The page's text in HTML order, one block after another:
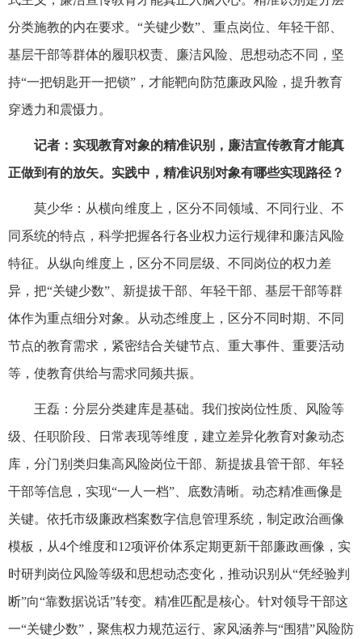
分类施教的内在要求。“关键少数”、重点岗位、年轻干部、
基层干部等群体的履职权责、廉洁风险、思想动态不同，坚
持“一把钥匙开一把锁”，才能靶向防范廉政风险，提升教育
穿透力和震慑力。
记者：实现教育对象的精准识别，廉洁宣传教育才能真
正做到有的放矢。实践中，精准识别对象有哪些实现路径？
莫少华：从横向维度上，区分不同领域、不同行业、不
同系统的特点，科学把握各行各业权力运行规律和廉洁风险
特征。从纵向维度上，区分不同层级、不同岗位的权力差
异，把“关键少数”、新提拔干部、年轻干部、基层干部等群
体作为重点细分对象。从动态维度上，区分不同时期、不同
节点的教育需求，紧密结合关键节点、重大事件、重要活动
等，使教育供给与需求同频共振。
王磊：分层分类建库是基础。我们按岗位性质、风险等
级、任职阶段、日常表现等维度，建立差异化教育对象动态
库，分门别类归集高风险岗位干部、新提拔县管干部、年轻
干部等信息，实现“一人一档”、底数清晰。动态精准画像是
关键。依托市级廉政档案数字信息管理系统，制定政治画像
模板，从4个维度和12项评价体系定期更新干部廉政画像，实
时研判岗位风险等级和思想动态变化，推动识别从“凭经验判
断”向“靠数据说话”转变。精准匹配是核心。针对领导干部这
一“关键少数”，聚焦权力规范运行、家风涵养与“围猎”风险防